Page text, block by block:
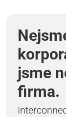
jsme
firma.